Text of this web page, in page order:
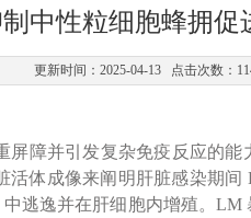
中性粒细胞蜂拥促
更新时间：2025-04-13 点击次数：
障并引发复杂免疫反应的能
体成像来阐明肝脏感染期
逃逸并在肝细胞内增殖。